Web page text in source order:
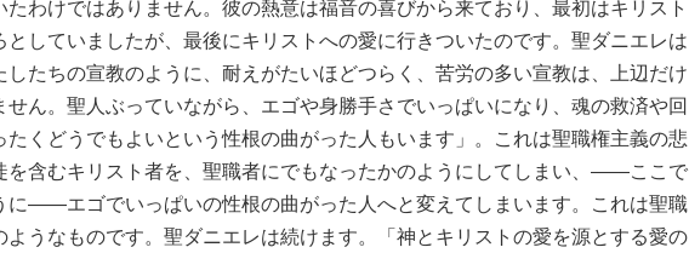
たわけではありません。彼の熱意は福音の喜びから来ており、最初はキリスト
としていましたが、最後にキリストへの愛に行きついたのです。聖ダニエレは
したちの宣教のように、耐えがたいほどつらく、苦労の多い宣教は、上辺だけ
せん。聖人ぶっていながら、エゴや身勝手さでいっぱいになり、魂の救済や回
たくどうでもよいという性根の曲がった人もいます」。これは聖職権主義の悲
を含むキリスト者を、聖職者にでもなったかのようにしてしまい、――ここで
に――エゴでいっぱいの性根の曲がった人へと変えてしまいます。これは聖職
ようなものです。聖ダニエレは続けます。「神とキリストの愛を源とする愛の